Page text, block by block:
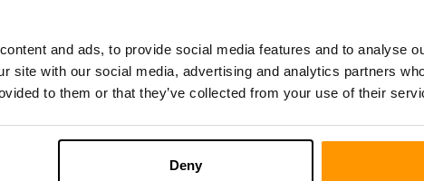
and ads, to provide social media features and to analyse
site with our social media, advertising and analytics partners
to them or that they’ve collected from your use of their
Deny
Spelservrar → Lägg till spelserver → A
Roa dig med att spela på servern!